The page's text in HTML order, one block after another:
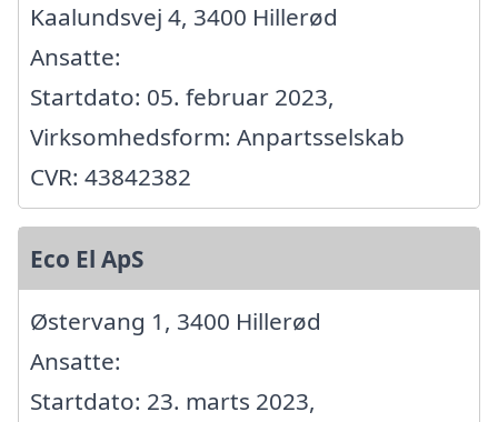
Kaalundsvej 4, 3400 Hillerød
Ansatte:
Startdato: 05. februar 2023,
Virksomhedsform: Anpartsselskab
CVR: 43842382
Eco El ApS
Østervang 1, 3400 Hillerød
Ansatte:
Startdato: 23. marts 2023,